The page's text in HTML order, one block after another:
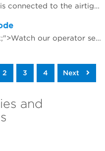
The internal compressor is connected to the airtight chamber/flow path in the HIAC PODS+. Air is compressed within the chamber that force bubbles to be compressed below sensor detection; thus, bubbles are not counted as particles as they pass by the laser and sensor. The internal Moisture Detector is an add on feature that monitors RH% with every run.
<span style="color: black;">Watch our operator setup the PODS+ in Online Mode</span>
2 3 4 Next
and